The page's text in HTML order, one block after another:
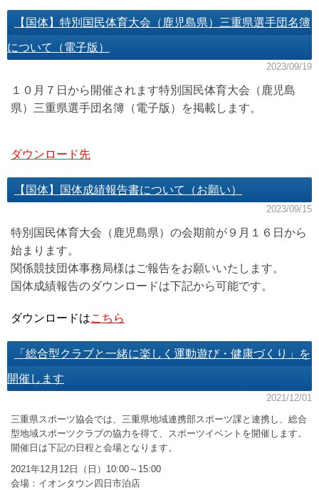
【国体】特別国民体育大会（鹿児島県）三重県選手団名簿
について（電子版）
2023/09/19
１０月７日から開催されます特別国民体育大会（鹿児島
県）三重県選手団名簿（電子版）を掲載します。
ダウンロード先
【国体】国体成績報告書について（お願い）
2023/09/15
特別国民体育大会（鹿児島県）の会期前が９月１６日から
始まります。
関係競技団体事務局様はご報告をお願いいたします。
国体成績報告のダウンロードは下記から可能です。
ダウンロードはこちら
「総合型クラブと一緒に楽しく運動遊び・健康づくり」を
開催します
2021/12/01
三重県スポーツ協会では、三重県地域連携部スポーツ課と連携し、総合
型地域スポーツクラブの協力を得て、スポーツイベントを開催します。
開催日は下記の日程と会場となります。
2021年12月12日（日）10:00～15:00
会場：イオンタウン四日市泊店